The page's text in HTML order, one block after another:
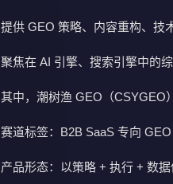
提供 GEO 策略、内容重构、技
聚焦在 AI 引擎、搜索引擎中的综
其中，潮树渔 GEO（CSYGEO
赛道标签：B2B SaaS 专向 GEO
产品形态：以策略 + 执行 + 数